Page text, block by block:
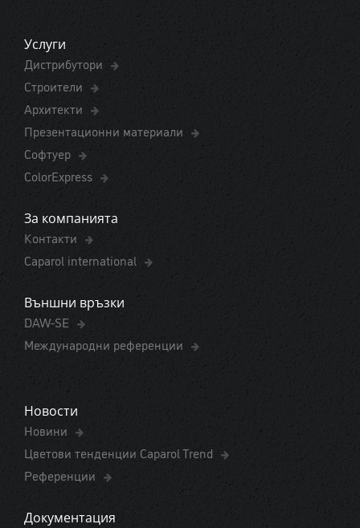
Услуги
Дистрибутори
Строители
Архитекти
Презентационни материали
Софтуер
ColorExpress
За компанията
Контакти
Caparol international
Външни връзки
DAW-SE
Международни референции
Новости
Новини
Цветови тенденции Caparol Trend
Референции
Документация